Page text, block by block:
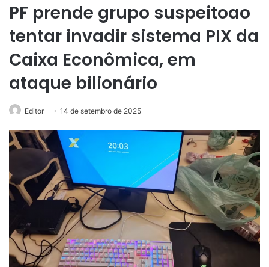
PF prende grupo suspeitoao
tentar invadir sistema PIX da
Caixa Econômica, em
ataque bilionário
Editor 14 de setembro de 2025